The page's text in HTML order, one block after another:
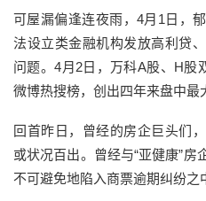
可屋漏偏逢连夜雨，4月1日，
法设立类金融机构发放高利贷
问题。4月2日，万科A股、H股
微博热搜榜，创出四年来盘中最
回首昨日，曾经的房企巨头们
或状况百出。曾经与“亚健康”
不可避免地陷入商票逾期纠纷之